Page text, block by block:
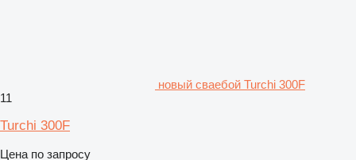
новый сваебой Turchi 300F
11
Turchi 300F
Цена по запросу